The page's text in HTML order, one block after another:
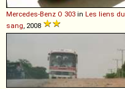
Mercedes-Benz O 303 in Les liens du
sang, 2008